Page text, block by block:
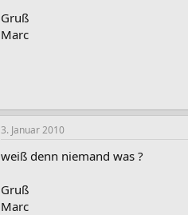
Gruß
Marc
3. Januar 2010
weiß denn niemand was ?
Gruß
Marc